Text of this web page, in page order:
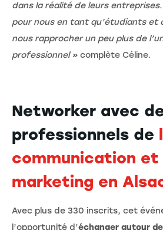
dans la réalité de leurs
pour nous en tant qu’étudiants et
nous rapprocher un peu plus de
professionnel » complète Céline.
Networker avec
professionnels de
communication et
marketing en
Avec plus de 330 inscrits, cet
l’opportunité d’échanger autour